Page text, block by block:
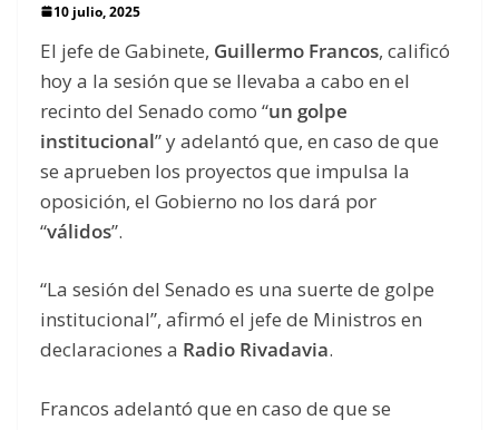
10 julio, 2025
El jefe de Gabinete, Guillermo Francos, calificó
hoy a la sesión que se llevaba a cabo en el
recinto del Senado como “un golpe
institucional” y adelantó que, en caso de que
se aprueben los proyectos que impulsa la
oposición, el Gobierno no los dará por
“válidos”.
“La sesión del Senado es una suerte de golpe
institucional”, afirmó el jefe de Ministros en
declaraciones a Radio Rivadavia.
Francos adelantó que en caso de que se